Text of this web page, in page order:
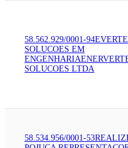
58.562.929/0001-94
SOLUCOES EM
ENGENHARIA
SOLUCOES LTDA
58.534.956/0001-53